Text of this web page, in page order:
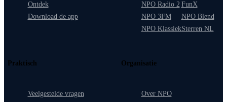
Ontdek
Download de app
NPO Radio 2
NPO 3FM
NPO Klassiek
FunX
NPO Blend
Sterren NL
Praktisch
Veelgestelde vragen
Organisatie
Over NPO